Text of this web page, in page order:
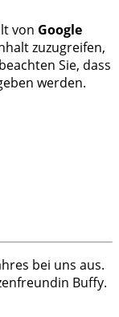
von Google
zuzugreifen,
Sie, dass
werden.
bei uns aus.
Buffy.